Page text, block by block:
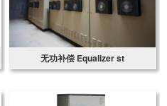
无功补偿 Equalizer st